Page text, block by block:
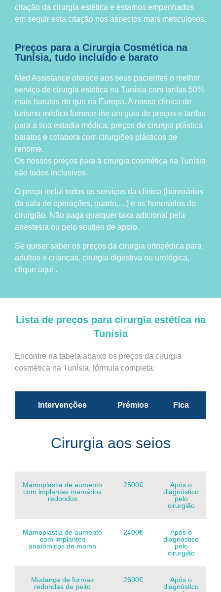
citação da cirurgia estética e estamos empenhados
em seguir esta citação nos aspectos mais meticulosos.
Preços para a Cirurgia Cosmética na
Tunísia, tudo incluído e barato
Med Assistance oferece aos seus pacientes o melhor
serviço de cirurgia estética na Tunísia com tarifas 50%
mais baratas do que na Europa. A nossa clínica de
turismo médico fornece-lhe um guia de preços e tarifas
para a sua estadia médica, preços de cirurgia plástica
baratos e colabora com cirurgiões plásticos de
renome.
Os nossos preços para a cirurgia cosmética na Tunísia
são todos inclusivos.
O preço inclui todos os serviços da clínica (honorários
da sala de operações, quarto,…) e os honorários do
cirurgião. Não paga qualquer taxa adicional pela
anestesia ou pelo soutien de apoio.
Se quiser saber os preços da cirurgia ortopédica para
adultos e crianças, cirurgia digestiva ou urológica,
clique aqui .
Lista de preços para cirurgia estética na
Tunísia
Encontre na tabela abaixo os preços da cirurgia
cosmética na Tunísia, fórmula completa:
Intervenções Prémios Fica
Cirurgia aos seios
Mamoplastia de aumento
com implantes mamários
redondos
2500€
Após o
diagnóstico
pelo
cirurgião
Mamoplastia de aumento
com implantes
anatómicos de mama
2400€
Após o
diagnóstico
pelo
cirurgião
Mudança de formas
redondas de peito
2600€
Após o
diagnóstico